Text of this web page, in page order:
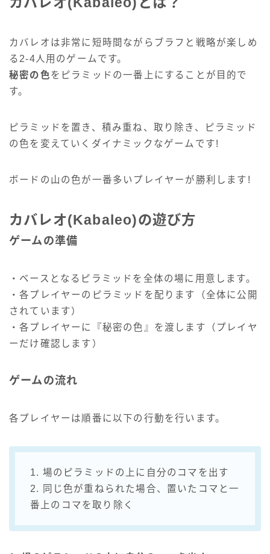
カバレオは非常に短時間ながらブラフと戦略が楽しめ
る2-4人用のゲームです。
秘密の色をピラミッドの一番上にすることが目的で
す。
ピラミッドを置き、積み重ね、取り除き、ピラミッド
の色を変えていくダイナミックなゲームです!
ボードの山の色が一番多いプレイヤーが勝利します!
カバレオ(Kabaleo)の遊び方
ゲームの準備
・ベースとなるピラミッドを全体の場に用意します。
・各プレイヤーのピラミッドを配ります（全体に公開
されています）
・各プレイヤーに『秘密の色』を渡します（プレイヤ
ーだけ確認します）
ゲームの流れ
各プレイヤーは順番に以下の行動を行います。
1. 場のピラミッドの上に自分のコマを出す
2. 同じ色が重ねられた場合、置いたコマと一
番上のコマを取り除く